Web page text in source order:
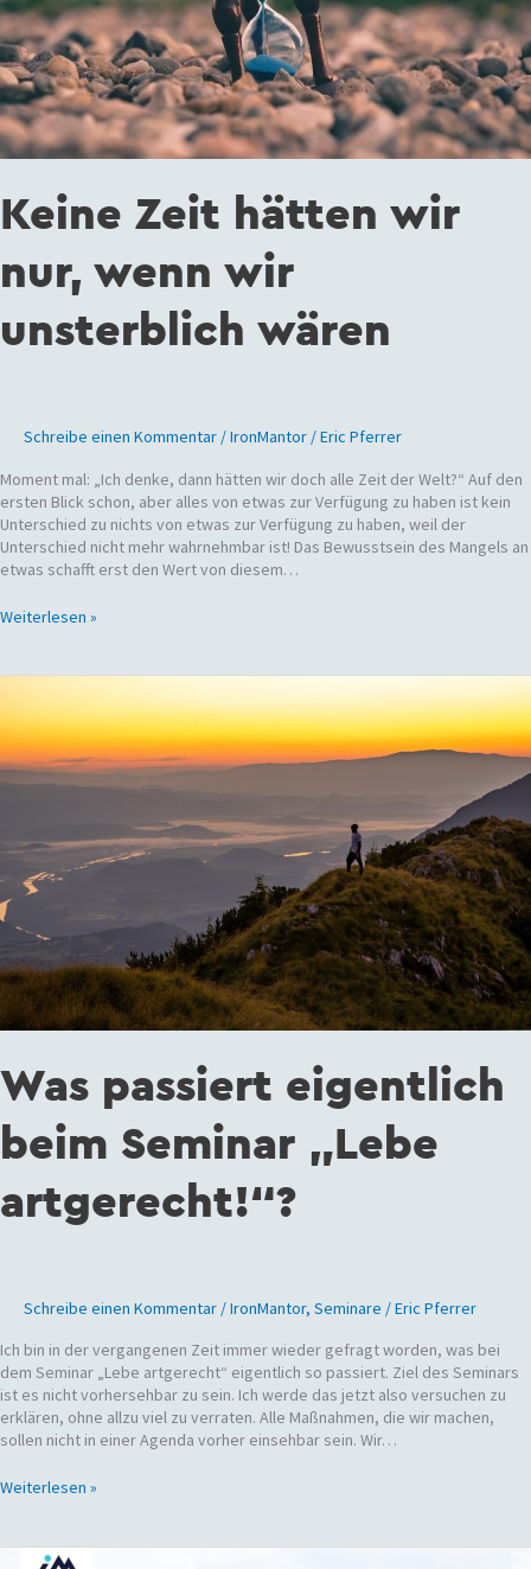
Keine Zeit hätten wir
nur, wenn wir
unsterblich wären
Schreibe einen Kommentar /IronMantor /Eric Pferrer
Moment mal: „Ich denke, dann hätten wir doch alle Zeit der Welt?“ Auf den
ersten Blick schon, aber alles von etwas zur Verfügung zu haben ist kein
Unterschied zu nichts von etwas zur Verfügung zu haben, weil der
Unterschied nicht mehr wahrnehmbar ist! Das Bewusstsein des Mangels an
etwas schafft erst den Wert von diesem…
Weiterlesen »
Was passiert eigentlich
beim Seminar „Lebe
artgerecht!“?
Schreibe einen Kommentar /IronMantor, Seminare /Eric Pferrer
Ich bin in der vergangenen Zeit immer wieder gefragt worden, was bei
dem Seminar „Lebe artgerecht“ eigentlich so passiert. Ziel des Seminars
ist es nicht vorhersehbar zu sein. Ich werde das jetzt also versuchen zu
erklären, ohne allzu viel zu verraten. Alle Maßnahmen, die wir machen,
sollen nicht in einer Agenda vorher einsehbar sein. Wir…
passiert
eigentlich
beim
Seminar
Weiterlesen »
Seminar: